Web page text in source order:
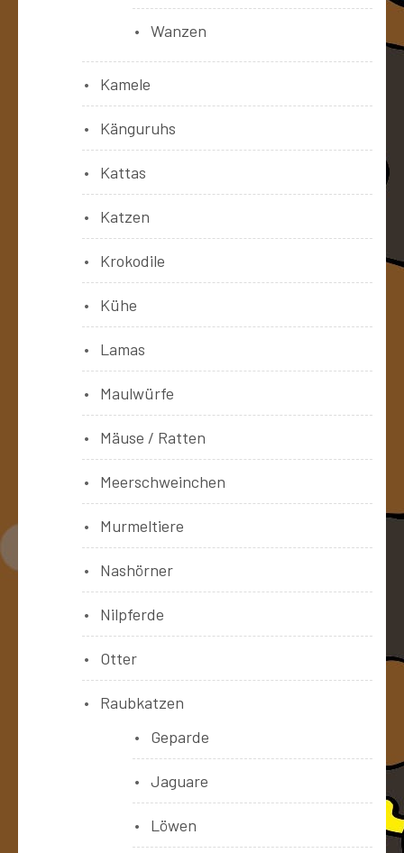
Wanzen
Kamele
Känguruhs
Kattas
Katzen
Krokodile
Kühe
Lamas
Maulwürfe
Mäuse / Ratten
Meerschweinchen
Murmeltiere
Nashörner
Nilpferde
Otter
Raubkatzen
Geparde
Jaguare
Löwen